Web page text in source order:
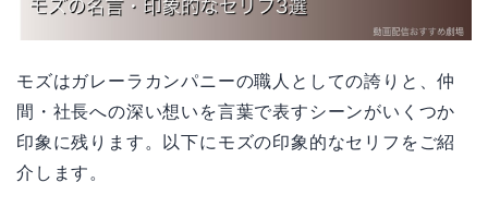
モズはガレーラカンパニーの職人としての誇りと、仲
間・社長への深い想いを言葉で表すシーンがいくつか
印象に残ります。以下にモズの印象的なセリフをご紹
介します。